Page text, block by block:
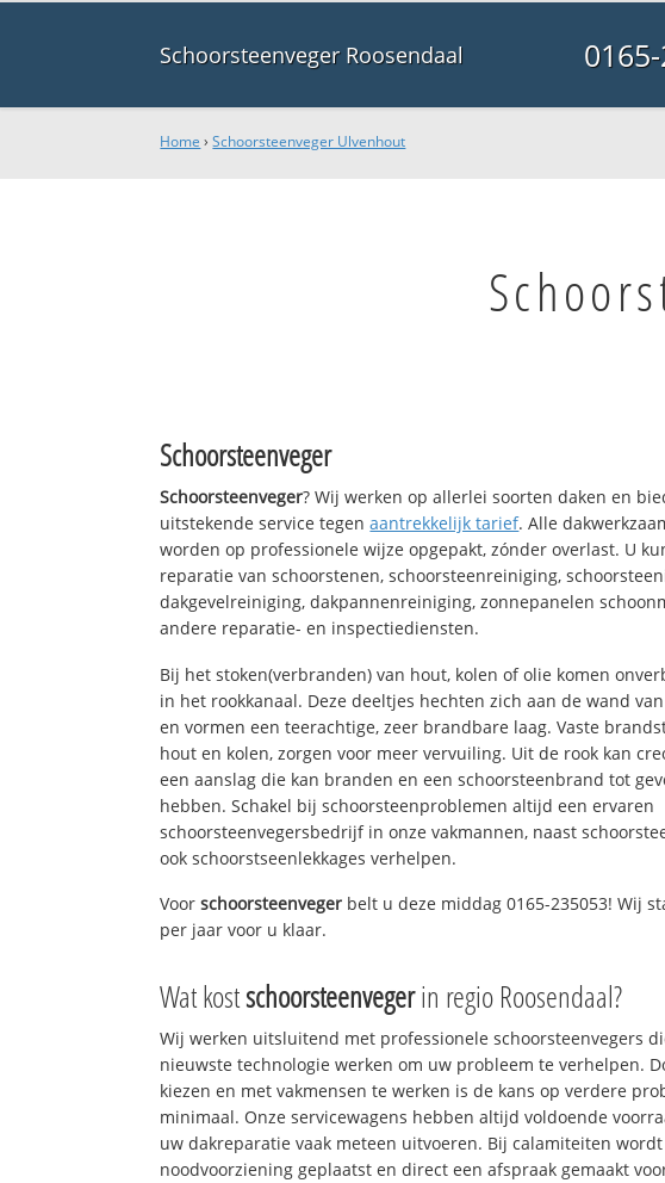
Schoorsteenveger Roosendaal
Home ›Schoorsteenveger Ulvenhout
Schoorsteenveger
Schoorsteenveger? Wij werken op allerlei soorten daken en
uitstekende service tegenaantrekkelijk tarief. Alle
worden op professionele wijze opgepakt, zónder overlast. U
reparatie van schoorstenen, schoorsteenreiniging,
dakgevelreiniging, dakpannenreiniging, zonnepanelen
andere reparatie- en inspectiediensten.
Bij het stoken(verbranden) van hout, kolen of olie komen
in het rookkanaal. Deze deeltjes hechten zich aan de wand
en vormen een teerachtige, zeer brandbare laag. Vaste
hout en kolen, zorgen voor meer vervuiling. Uit de rook kan
een aanslag die kan branden en een schoorsteenbrand tot
hebben. Schakel bij schoorsteenproblemen altijd een ervaren
schoorsteenvegersbedrijf in onze vakmannen, naast
ook schoorstseenlekkages verhelpen.
Voorschoorsteenveger belt u deze middag 0165-235053! Wij
per jaar voor u klaar.
Wat kostschoorsteenvegerin regio Roosendaal?
Wij werken uitsluitend met professionele schoorsteenvegers
nieuwste technologie werken om uw probleem te verhelpen.
kiezen en met vakmensen te werken is de kans op verdere
minimaal. Onze servicewagens hebben altijd voldoende
uw dakreparatie vaak meteen uitvoeren. Bij calamiteiten
noodvoorziening geplaatst en direct een afspraak gemaakt